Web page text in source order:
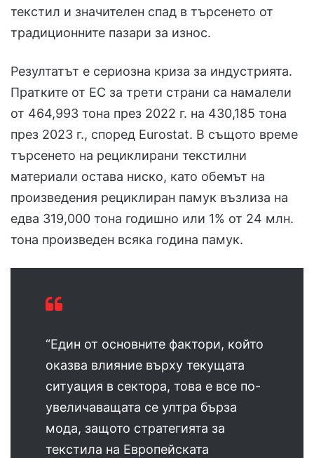
текстил и значителен спад в търсенето от
традиционните пазари за износ.
Резултатът е сериозна криза за индустрията.
Пратките от ЕС за трети страни са намалели
от 464,993 тона през 2022 г. на 430,185 тона
през 2023 г., според Eurostat. В същото време
търсенето на рециклирани текстилни
материали остава ниско, като обемът на
произведения рециклиран памук възлиза на
едва 319,000 тона годишно или 1% от 24 млн.
тона произведен всяка година памук.
“Един от основните фактори, който
оказва влияние върху текущата
ситуация в сектора, това е все по-
увеличаващата се ултра бърза
мода, защото стратегията за
текстила на Европейската